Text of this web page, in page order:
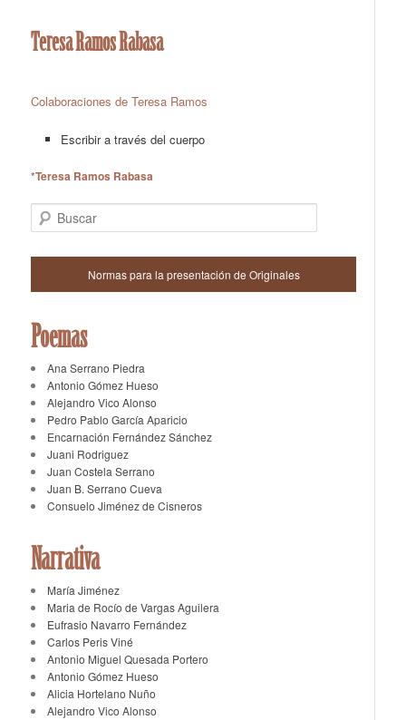
Teresa Ramos Rabasa
Colaboraciones de Teresa Ramos
Escribir a través del cuerpo
*Teresa Ramos Rabasa
Buscar
Normas para la presentación de Originales
Poemas
Ana Serrano Piedra
Antonio Gómez Hueso
Alejandro Vico Alonso
Pedro Pablo García Aparicio
Encarnación Fernández Sánchez
Juani Rodriguez
Juan Costela Serrano
Juan B. Serrano Cueva
Consuelo Jiménez de Cisneros
Narrativa
María Jiménez
Maria de Rocío de Vargas Aguilera
Eufrasio Navarro Fernández
Carlos Peris Viné
Antonio Miguel Quesada Portero
Antonio Gómez Hueso
Alicia Hortelano Nuño
Alejandro Vico Alonso